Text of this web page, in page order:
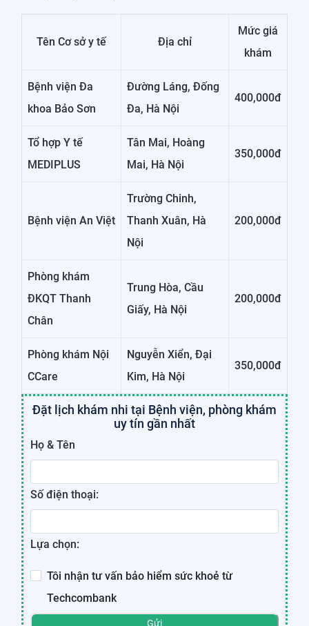
Tên Cơ sở y tế Địa chỉ
Mức giá
khám
Bệnh viện Đa
khoa Bảo Sơn
Đường Láng, Đống
Đa, Hà Nội
400,000đ
Tổ hợp Y tế
MEDIPLUS
Tân Mai, Hoàng
Mai, Hà Nội
350,000đ
Bệnh viện An Việt
Trường Chinh,
Thanh Xuân, Hà
Nội
200,000đ
Phòng khám
ĐKQT Thanh
Chân
Trung Hòa, Cầu
Giấy, Hà Nội
200,000đ
Phòng khám Nội
CCare
Nguyễn Xiển, Đại
Kim, Hà Nội
350,000đ
Đặt lịch khám nhi tại Bệnh viện, phòng khám
uy tín gần nhất
Họ & Tên
Số điện thoại:
Lựa chọn:
Tôi nhận tư vấn bảo hiểm sức khoẻ từ
Techcombank
Gửi